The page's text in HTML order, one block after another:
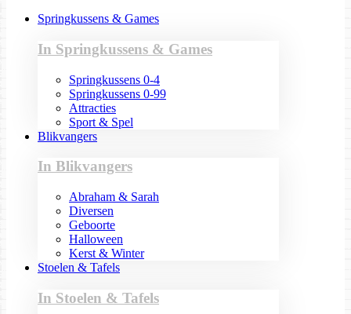
Springkussens & Games
In Springkussens & Games
Springkussens 0-4
Springkussens 0-99
Attracties
Sport & Spel
Blikvangers
In Blikvangers
Abraham & Sarah
Diversen
Geboorte
Halloween
Kerst & Winter
Stoelen & Tafels
In Stoelen & Tafels